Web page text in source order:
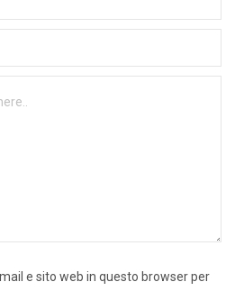
e sito web in questo browser per